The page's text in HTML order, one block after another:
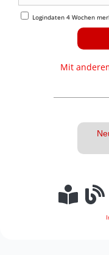
Logindaten 4 Wochen
Mit